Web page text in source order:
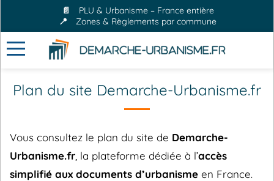
📄
PLU & Urbanisme – France entière
📍
Zones & Règlements par commune
Plan du site Demarche-Urbanisme.fr
Vous consultez le plan du site de Demarche-
Urbanisme.fr , la plateforme dédiée à l’accès
simplifié aux documents d’urbanisme en France.